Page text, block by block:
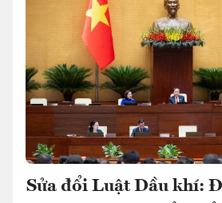
Sửa đổi Luật Dầu khí: